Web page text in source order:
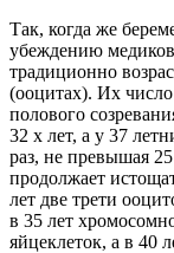
Так, когда же
убеждению
традиционно
(ооцитах). Их
полового
32 х лет, а у 37
раз, не превышая
продолжает
лет две трети
в 35 лет
яйцеклеток, а в 40